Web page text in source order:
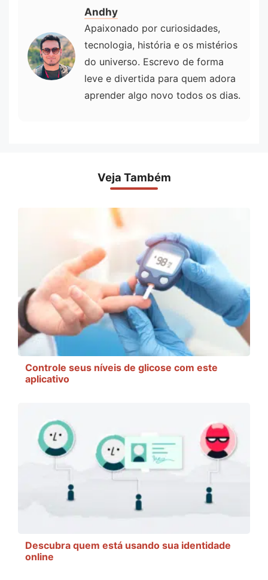
Andhy
Apaixonado por curiosidades,
tecnologia, história e os mistérios
do universo. Escrevo de forma
leve e divertida para quem adora
aprender algo novo todos os dias.
Veja Também
Controle seus níveis de glicose com este
aplicativo
Descubra quem está usando sua identidade
online